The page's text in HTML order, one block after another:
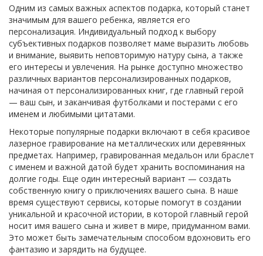
Одним из самых важных аспектов подарка, который станет
значимым для вашего ребенка, является его
персонализация. Индивидуальный подход к выбору
субъективных подарков позволяет маме выразить любовь
и внимание, выявить неповторимую натуру сына, а также
его интересы и увлечения. На рынке доступно множество
различных вариантов персонализированных подарков,
начиная от персонализированных книг, где главный герой
— ваш сын, и заканчивая футболками и постерами с его
именем и любимыми цитатами.
Некоторые популярные подарки включают в себя красивое
лазерное гравирование на металлических или деревянных
предметах. Например, гравированная медальон или браслет
с именем и важной датой будет хранить воспоминания на
долгие годы. Еще один интересный вариант — создать
собственную книгу о приключениях вашего сына. В наше
время существуют сервисы, которые помогут в создании
уникальной и красочной истории, в которой главный герой
носит имя вашего сына и живет в мире, придуманном вами.
Это может быть замечательным способом вдохновить его
фантазию и зарядить на будущее.